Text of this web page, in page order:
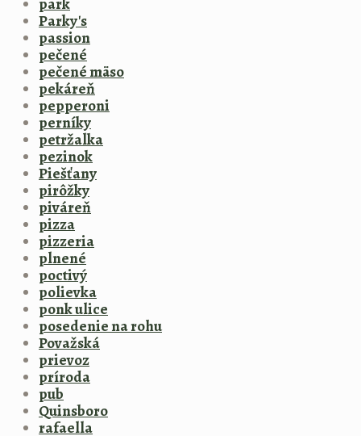
park
Parky's
passion
pečené
pečené mäso
pekáreň
pepperoni
perníky
petržalka
pezinok
Piešťany
pirôžky
piváreň
pizza
pizzeria
plnené
poctivý
polievka
ponk ulice
posedenie na rohu
Považská
prievoz
príroda
pub
Quinsboro
rafaella